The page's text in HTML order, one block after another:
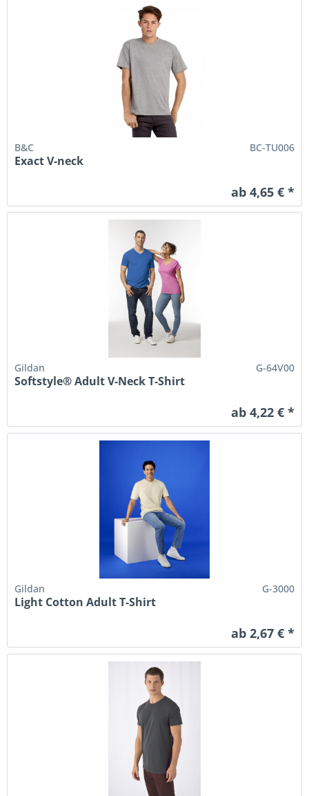
B&C BC-TU006
Exact V-neck
ab 4,65 € *
Gildan G-64V00
Softstyle® Adult V-Neck T-Shirt
ab 4,22 € *
Gildan G-3000
Light Cotton Adult T-Shirt
ab 2,67 € *